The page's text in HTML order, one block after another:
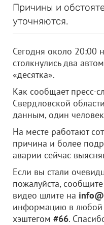
Причины и
уточняются.
Сегодня около 20:00
столкнулись два
«десятка».
Как сообщает пресс-
Свердловской
данным, один
На месте работают
причина и более
аварии сейчас
Если вы стали
пожалуйста,
видео шлите на
информацию в любой
хэштегом #66.